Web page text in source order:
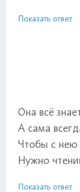
Показать ответ
Она всё
А сама
Чтобы с нею
Нужно
Показать ответ